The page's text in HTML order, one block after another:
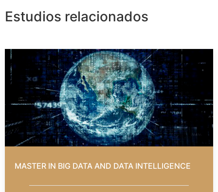
Estudios relacionados
MASTER IN BIG DATA AND DATA INTELLIGENCE